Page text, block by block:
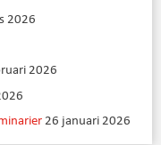
2026
2026
26 januari 2026